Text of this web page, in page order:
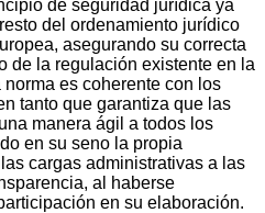
de seguridad jurídica ya
del ordenamiento jurídico
asegurando su correcta
de la regulación existente en la
es coherente con los
tanto que garantiza que las
manera ágil a todos los
en su seno la propia
cargas administrativas a las
al haberse
en su elaboración.